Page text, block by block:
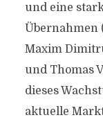
und eine
Übernahmen
Maxim
und Thomas
dieses
aktuelle